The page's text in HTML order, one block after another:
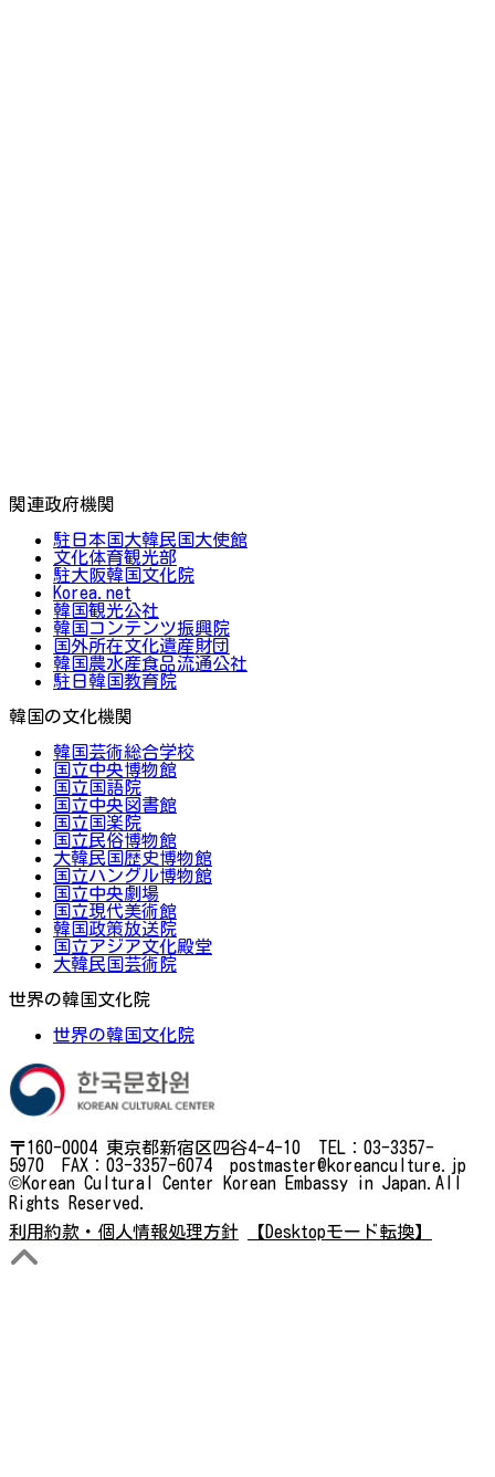
関連政府機関
駐日本国大韓民国大使館
文化体育観光部
駐大阪韓国文化院
Korea.net
韓国観光公社
韓国コンテンツ振興院
国外所在文化遺産財団
韓国農水産食品流通公社
駐日韓国教育院
韓国の文化機関
韓国芸術総合学校
国立中央博物館
国立国語院
国立中央図書館
国立国楽院
国立民俗博物館
大韓民国歴史博物館
国立ハングル博物館
国立中央劇場
国立現代美術館
韓国政策放送院
国立アジア文化殿堂
大韓民国芸術院
世界の韓国文化院
世界の韓国文化院
〒160-0004 東京都新宿区四谷4-4-10 TEL：03-3357-
5970 FAX：03-3357-6074 postmaster@koreanculture.jp
©Korean Cultural Center Korean Embassy in Japan.All
Rights Reserved.
利用約款・個人情報処理方針
【Desktopモード転換】